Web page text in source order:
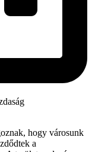
hogy városunk
a